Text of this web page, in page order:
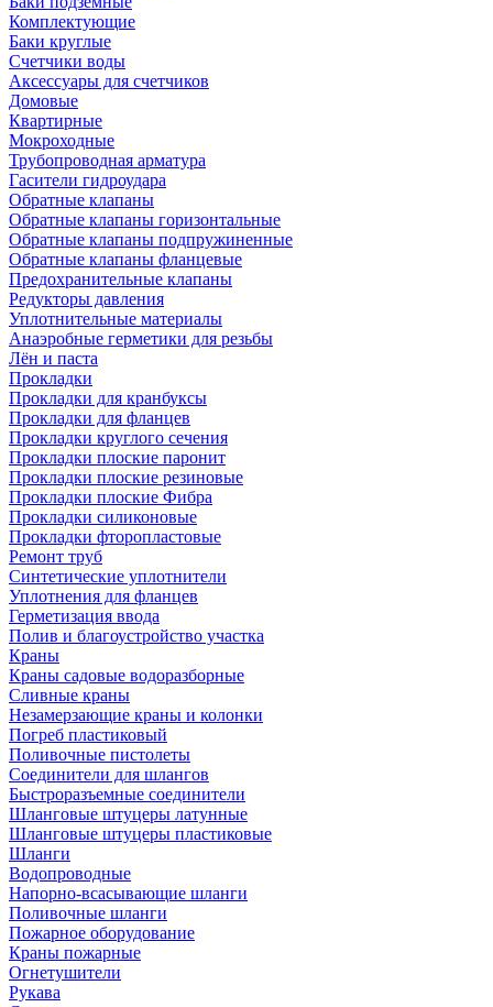
Комплектующие
Баки круглые
Счетчики воды
Аксессуары для счетчиков
Домовые
Квартирные
Мокроходные
Трубопроводная арматура
Гасители гидроудара
Обратные клапаны
Обратные клапаны горизонтальные
Обратные клапаны подпружиненные
Обратные клапаны фланцевые
Предохранительные клапаны
Редукторы давления
Уплотнительные материалы
Анаэробные герметики для резьбы
Лён и паста
Прокладки
Прокладки для кранбуксы
Прокладки для фланцев
Прокладки круглого сечения
Прокладки плоские паронит
Прокладки плоские резиновые
Прокладки плоские Фибра
Прокладки силиконовые
Прокладки фторопластовые
Ремонт труб
Синтетические уплотнители
Уплотнения для фланцев
Герметизация ввода
Полив и благоустройство участка
Краны
Краны садовые водоразборные
Сливные краны
Незамерзающие краны и колонки
Погреб пластиковый
Поливочные пистолеты
Соединители для шлангов
Быстроразъемные соединители
Шланговые штуцеры латунные
Шланговые штуцеры пластиковые
Шланги
Водопроводные
Напорно-всасывающие шланги
Поливочные шланги
Пожарное оборудование
Краны пожарные
Огнетушители
Рукава